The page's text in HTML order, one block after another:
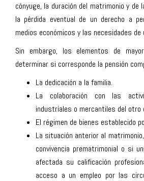
cónyuge, la duración del matrimonio y de
la pérdida eventual de un derecho a
medios económicos y las necesidades de
Sin embargo, los elementos de
determinar si corresponde la pensión
La dedicación a la familia.
La colaboración con las
industriales o mercantiles del otro
El régimen de bienes establecido
La situación anterior al
convivencia prematrimonial o si
afectada su calificación
acceso a un empleo por las